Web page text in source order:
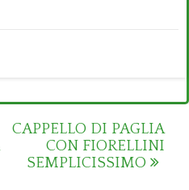
CAPPELLO DI PAGLIA
CON FIORELLINI
SEMPLICISSIMO